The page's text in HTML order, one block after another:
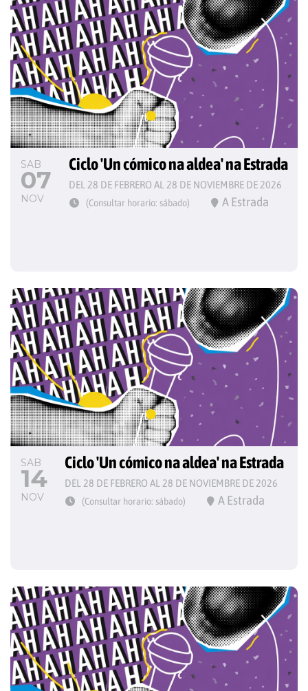
SAB
07
NOV
Ciclo 'Un cómico na aldea' na Estrada
DEL 28 DE FEBRERO AL 28 DE NOVIEMBRE DE 2026
(Consultar horario: sábado) A Estrada
SAB
14
NOV
Ciclo 'Un cómico na aldea' na Estrada
DEL 28 DE FEBRERO AL 28 DE NOVIEMBRE DE 2026
(Consultar horario: sábado) A Estrada